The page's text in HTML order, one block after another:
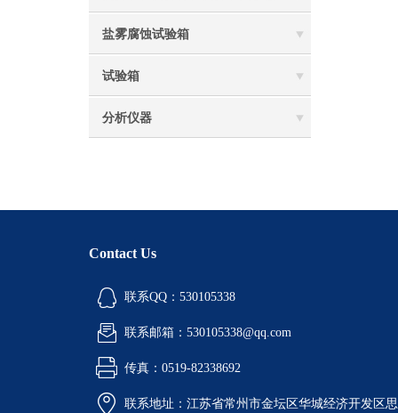
盐雾腐蚀试验箱
试验箱
分析仪器
Contact Us
联系QQ：530105338
联系邮箱：530105338@qq.com
传真：0519-82338692
联系地址：江苏省常州市金坛区华城经济开发区